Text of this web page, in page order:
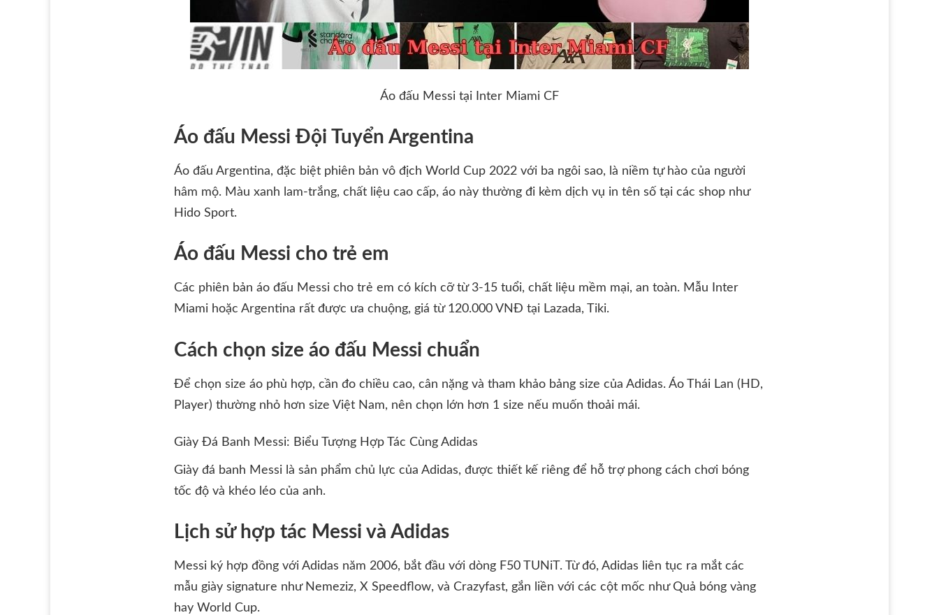
Áo đấu Messi tại Inter Miami CF
Áo đấu Messi Đội Tuyển Argentina
Áo đấu Argentina, đặc biệt phiên bản vô địch World Cup 2022 với ba ngôi sao, là niềm tự hào của người
hâm mộ. Màu xanh lam-trắng, chất liệu cao cấp, áo này thường đi kèm dịch vụ in tên số tại các shop như
Hido Sport.
Áo đấu Messi cho trẻ em
Các phiên bản áo đấu Messi cho trẻ em có kích cỡ từ 3-15 tuổi, chất liệu mềm mại, an toàn. Mẫu Inter
Miami hoặc Argentina rất được ưa chuộng, giá từ 120.000 VNĐ tại Lazada, Tiki.
Cách chọn size áo đấu Messi chuẩn
Để chọn size áo phù hợp, cần đo chiều cao, cân nặng và tham khảo bảng size của Adidas. Áo Thái Lan (HD,
Player) thường nhỏ hơn size Việt Nam, nên chọn lớn hơn 1 size nếu muốn thoải mái.
Giày Đá Banh Messi: Biểu Tượng Hợp Tác Cùng Adidas
Giày đá banh Messi là sản phẩm chủ lực của Adidas, được thiết kế riêng để hỗ trợ phong cách chơi bóng
tốc độ và khéo léo của anh.
Lịch sử hợp tác Messi và Adidas
Messi ký hợp đồng với Adidas năm 2006, bắt đầu với dòng F50 TUNiT. Từ đó, Adidas liên tục ra mắt các
mẫu giày signature như Nemeziz, X Speedflow, và Crazyfast, gắn liền với các cột mốc như Quả bóng vàng
hay World Cup.